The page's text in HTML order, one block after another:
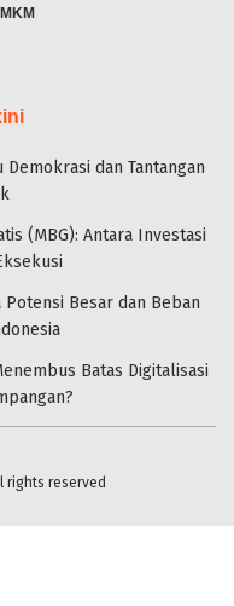
dan Tantangan
(MBG): Antara Investasi
Besar dan Beban
Batas Digitalisasi
rights reserved